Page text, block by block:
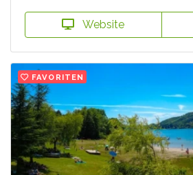
Website
FAVORITEN